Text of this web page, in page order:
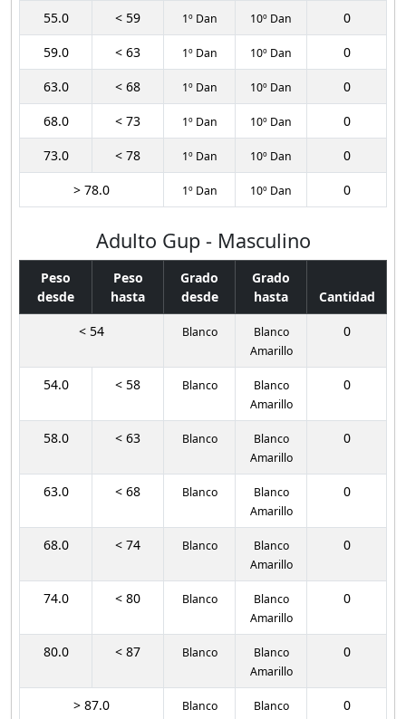
55.0
< 59 1º Dan 10º Dan
0
59.0
< 63 1º Dan 10º Dan
0
63.0
< 68 1º Dan 10º Dan
0
68.0
< 73 1º Dan 10º Dan
0
73.0
< 78 1º Dan 10º Dan
0
> 78.0
1º Dan 10º Dan 0
Adulto Gup - Masculino
Peso
desde
Peso
hasta
Grado
desde
Grado
hasta
Cantidad
< 54
Blanco
Blanco
Amarillo
0
54.0 < 58 Blanco
Blanco
Amarillo
0
58.0 < 63 Blanco
Blanco
Amarillo
0
63.0 < 68 Blanco
Blanco
Amarillo
0
68.0 < 74 Blanco
Blanco
Amarillo
0
74.0 < 80 Blanco
Blanco
Amarillo
0
80.0 < 87 Blanco
Blanco
Amarillo
0
> 87.0 Blanco
Blanco
0